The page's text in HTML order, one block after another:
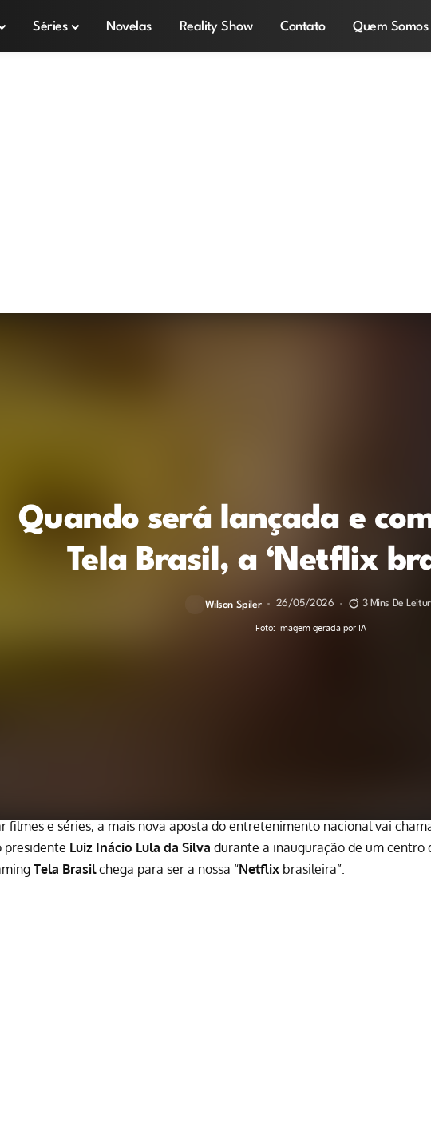
Séries Novelas Reality Show Contato Quem Somos
Quando será lançada e
Tela Brasil, a ‘Netflix
Wilson Spiler 26/05/2026 3 Mins De
Foto: Imagem gerada por IA
filmes e séries, a mais nova aposta do entretenimento nacional vai
presidente Luiz Inácio Lula da Silva durante a inauguração de um centro
Tela Brasilchega para ser a nossa “Netflix brasileira”.